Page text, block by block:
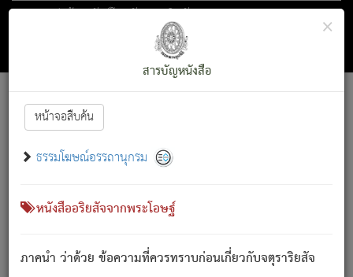
ตอน 1 ว่าด้วย สัตว์โลกกับจตุราริยสัจ
สารบัญ×
สารบัญหนังสือ
หน้าจอสืบค้น
ธรรมโฆษณ์อรรถานุกรม
หนังสืออริยสัจจากพระโอษฐ์
ภาคนำ ว่าด้วย ข้อความที่ควรทราบก่อนเกี่ยวกับจตุราริยสัจ
Font :15 ]||
สัตว์โลกนี้ เกิดความเดือดร้อนแล้ว มีผัสสะบังหน้า
เขาสำคัญสิ่งใด โดยความเป็นประการใด แต่สิ่งนั้นย่อมเป็น
(ตามที่เป็นจริง) โดยประการอื่นจากที่เขาสำคัญนั้น
สัตว์โลกติดข้องอยู่ในภพ ถูกภพบังหน้าแล้ว มีภพโดยความ
เป็นอย่างอื่น (จากที่มันเป็นอยู่จริง) จึงได้เพลิดเพลินยิ่งนักในภพ